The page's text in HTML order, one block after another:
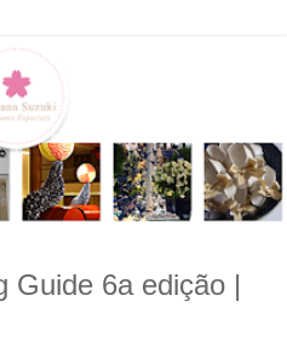
Guide 6a edição |